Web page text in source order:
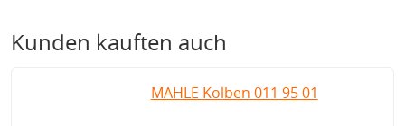
Kunden kauften auch
MAHLE Kolben 011 95 01